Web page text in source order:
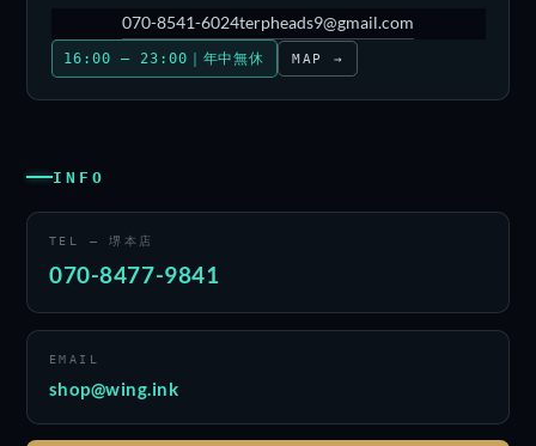
070-8541-6024terpheads9@gmail.com
16:00 – 23:00｜年中無休 MAP →
INFO
TEL — 堺本店
070-8477-9841
EMAIL
shop@wing.ink